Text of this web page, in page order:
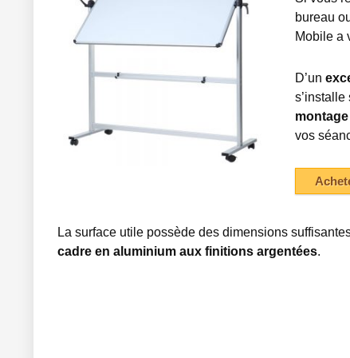
bureau
Mobile a
D’un
montage
vos
La surface utile possède des dimensions
cadre en aluminium aux finitions argentées.